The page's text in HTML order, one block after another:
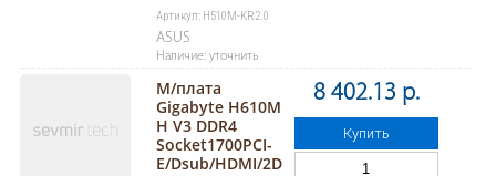
Артикул: H510M-KR2.0
ASUS
Наличие: уточнить
М/плата
Gigabyte H610M
H V3 DDR4
Socket1700PCI-
E/Dsub/HDMI/2D
8 402.13 р.
Купить